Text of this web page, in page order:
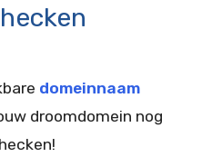
domeinnaam
droomdomein nog